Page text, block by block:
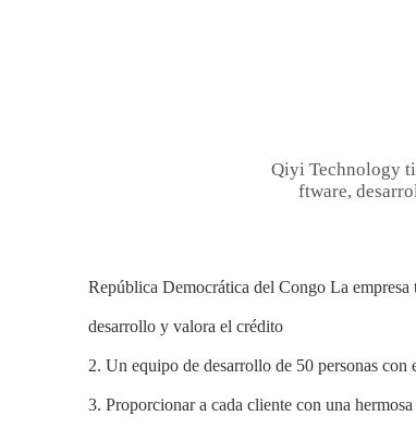
Qiyi Technology
ftware,
República Democrática del Congo La empresa
desarrollo y valora el crédito
2. Un equipo de desarrollo de 50 personas con
3. Proporcionar a cada cliente con una hermosa